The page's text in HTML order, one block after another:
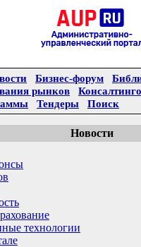
Бизнес-форум
рынков
Тендеры Поиск
Новости
технологии